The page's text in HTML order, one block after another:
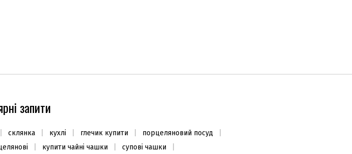
запити
склянка кухлі глечик купити
порцеляновий посуд
купити чайні чашки
супові чашки